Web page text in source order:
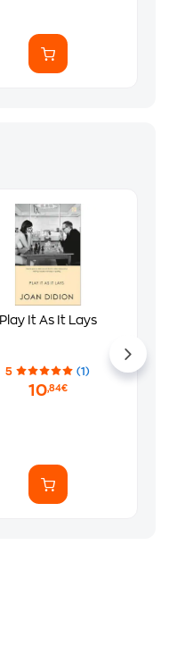
Play It As It Lays
5 (1)
10,84€